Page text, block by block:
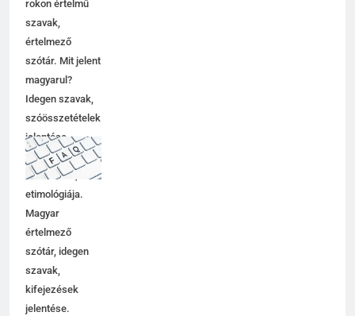
rokon értelmű
szavak,
értelmező
szótár. Mit jelent
magyarul?
Idegen szavak,
szóösszetételek
jelentése,
magyarázata,
használata,
etimológiája.
Magyar
értelmező
szótár, idegen
szavak,
kifejezések